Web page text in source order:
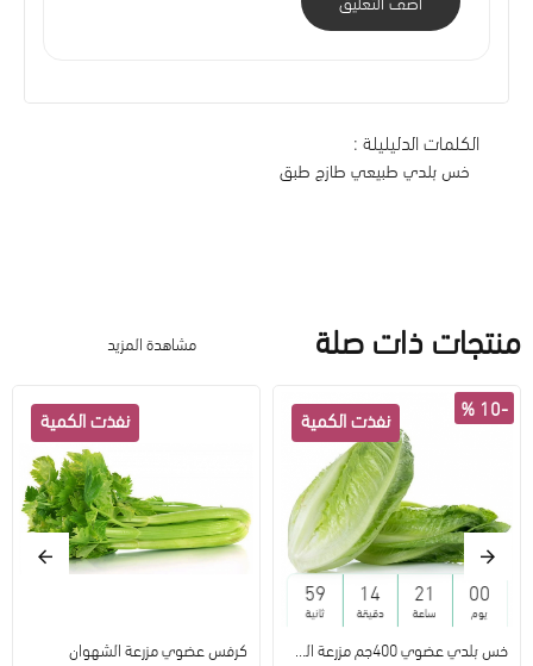
الكلمات الدليليلة :
خس بلدي طبيعي طازج طبق
منتجات ذات صلة مشاهدة المزيد
-10 %
00
يوم
21
ساعة
14
دقيقة
58
ثانية
كرفس عضوي مزرعة الشهوان